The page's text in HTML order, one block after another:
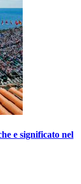
e significato nel